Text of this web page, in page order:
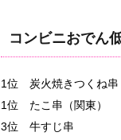
コンビニおでん
1位 炭火焼きつくね串
1位 たこ串（関東）
3位 牛すじ串